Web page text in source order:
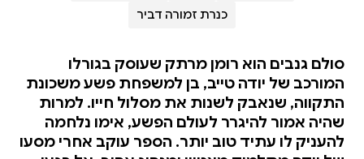
כנרת זמורה דביר
סולם גנבים הוא רומן מרתק שעוסק בגורלו
המורכב של יודה טייב, בן למשפחת פשע משכונת
התקווה, שנאבק לשנות את מסלול חייו. למרות
שהיה אמור להיגרר לעולם הפשע, אימו נלחמה
להעניק לו עתיד טוב יותר. הספר עוקב אחרי מסעו